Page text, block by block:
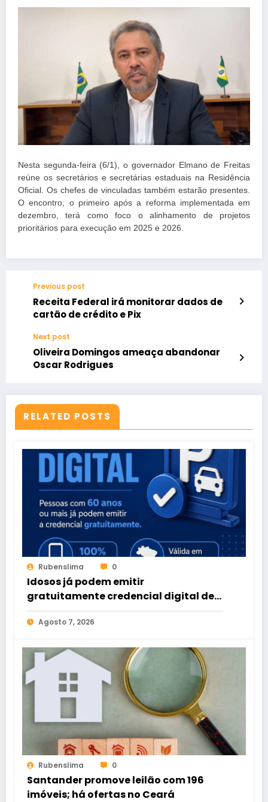
Nesta segunda-feira (6/1), o governador Elmano de Freitas
reúne os secretários e secretárias estaduais na Residência
Oficial. Os chefes de vinculadas também estarão presentes.
O encontro, o primeiro após a reforma implementada em
dezembro, terá como foco o alinhamento de projetos
prioritários para execução em 2025 e 2026.
Previous post
Receita Federal irá monitorar dados de
cartão de crédito e Pix
Next post
Oliveira Domingos ameaça abandonar
Oscar Rodrigues
RELATED POSTS
Rubenslima 0
Idosos já podem emitir
gratuitamente credencial digital de
estacionamento
Agosto 7, 2026
Rubenslima 0
Santander promove leilão com 196
imóveis; há ofertas no Ceará